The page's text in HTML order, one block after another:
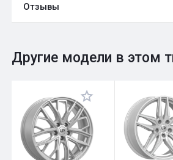
Отзывы
Оставить отзыв
Общий рейтинг
Другие модели в этом